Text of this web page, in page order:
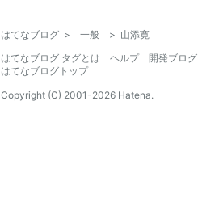
はてなブログ > 一般 > 山添寛
はてなブログ タグとは
ヘルプ
開発ブログ
はてなブログトップ
Copyright (C) 2001-2026 Hatena.